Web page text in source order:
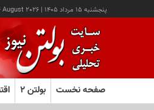
پنجشنبه ۱۵ مرداد ۱۴۰۵ |
August 2026
صفحه نخست بولتن ۲